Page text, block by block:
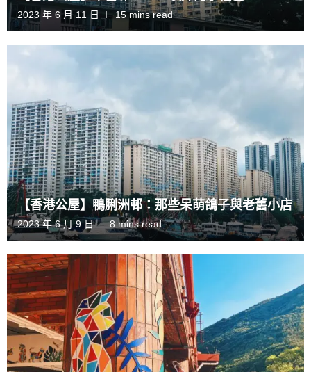
2023 年 6 月 11 日 15 mins read
【香港公屋】鴨脷洲邨：那些呆萌鴿子與老舊小店
2023 年 6 月 9 日 8 mins read